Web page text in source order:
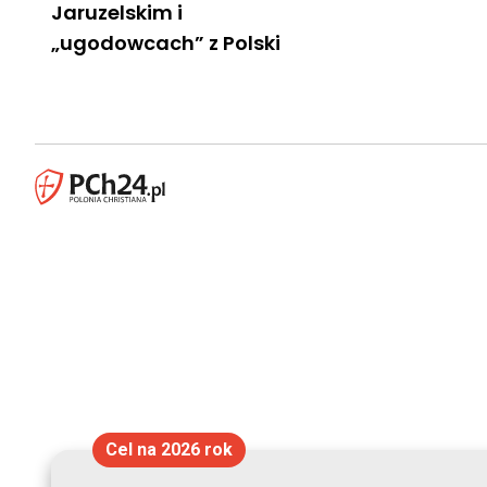
Jaruzelskim i
„ugodowcach” z Polski
Cel na 2026 rok